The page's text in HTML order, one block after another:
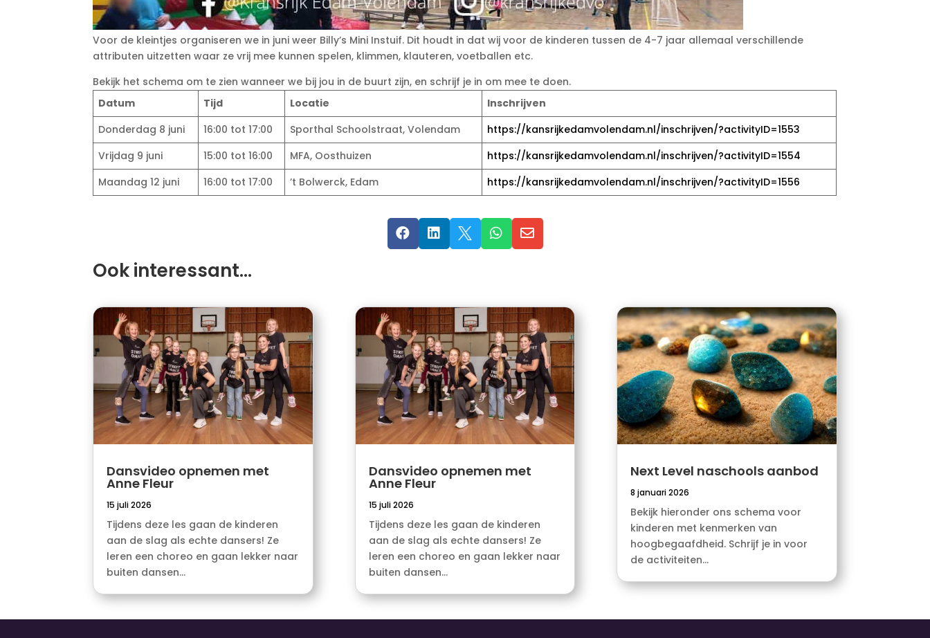
Voor de kleintjes organiseren we in juni weer Billy’s Mini Instuif. Dit houdt in dat wij voor de kinderen tussen de 4-7 jaar allemaal verschillende
attributen uitzetten waar ze vrij mee kunnen spelen, klimmen, klauteren, voetballen etc.
Bekijk het schema om te zien wanneer we bij jou in de buurt zijn, en schrijf je in om mee te doen.
Datum
Tijd Locatie
Inschrijven
Donderdag 8 juni
16:00 tot 17:00 Sporthal Schoolstraat, Volendam
https://kansrijkedamvolendam.nl/inschrijven/?activityID=1553
Vrijdag 9 juni
15:00 tot 16:00 MFA, Oosthuizen
https://kansrijkedamvolendam.nl/inschrijven/?activityID=1554
Maandag 12 juni
16:00 tot 17:00 ’t Bolwerck, Edam https://kansrijkedamvolendam.nl/inschrijven/?activityID=1556
    
Ook interessant…
Dansvideo opnemen met
Anne Fleur
15 juli 2026
Tijdens deze les gaan de kinderen
aan de slag als echte dansers! Ze
leren een choreo en gaan lekker naar
buiten dansen...
Dansvideo opnemen met
Anne Fleur
15 juli 2026
Tijdens deze les gaan de kinderen
aan de slag als echte dansers! Ze
leren een choreo en gaan lekker naar
buiten dansen...
Next Level naschools aanbod
8 januari 2026
Bekijk hieronder ons schema voor
kinderen met kenmerken van
hoogbegaafdheid. Schrijf je in voor
de activiteiten...